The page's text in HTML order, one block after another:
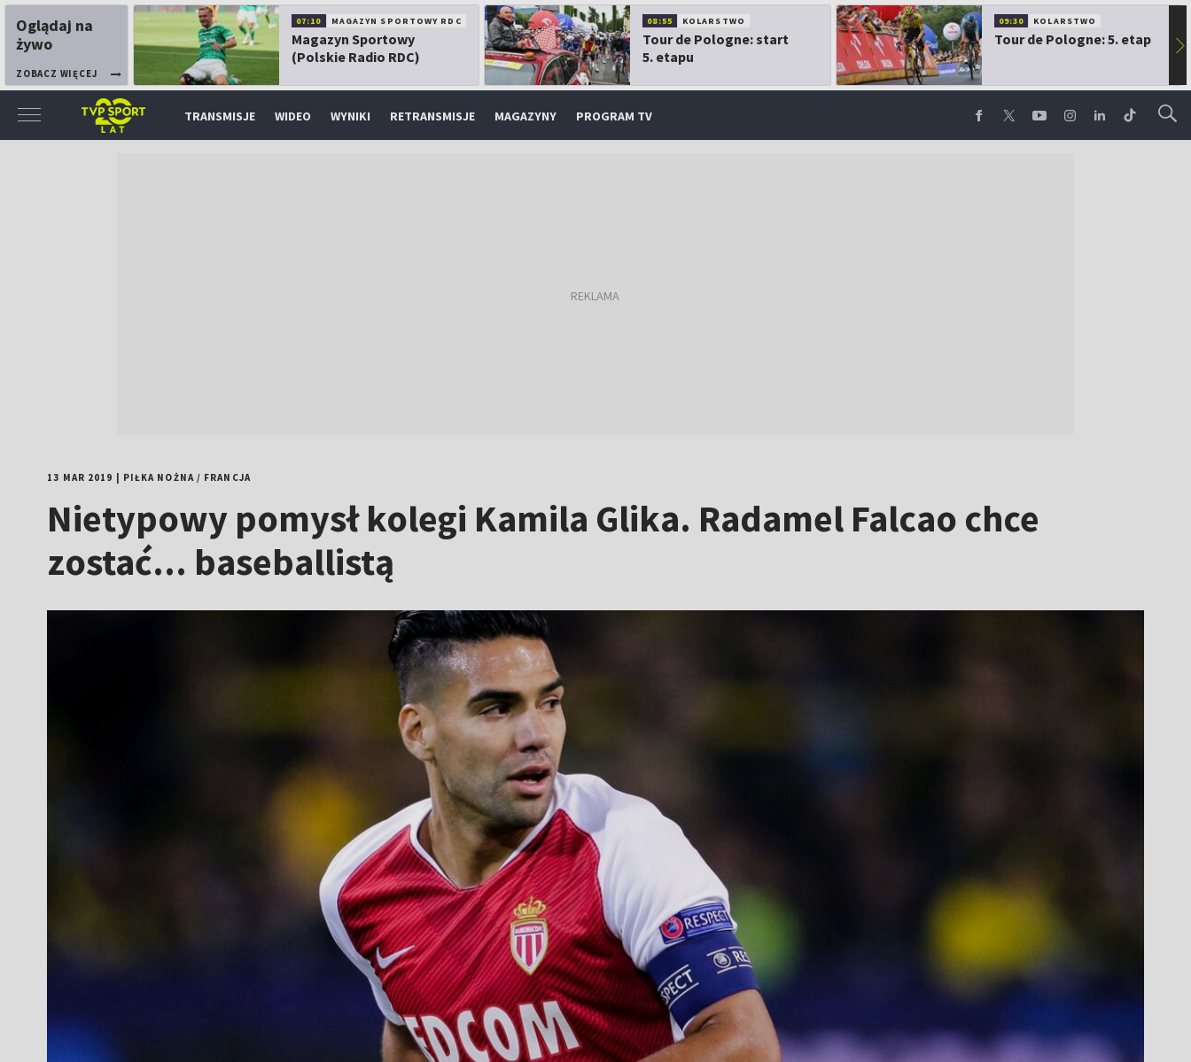
Oglądaj na
żywo
ZOBACZ WIĘCEJ
07:10 MAGAZYN SPORTOWY RDC
Magazyn Sportowy
(Polskie Radio RDC)
08:55 KOLARSTWO
Tour de Pologne: start
5. etapu
09:30 KOLARSTWO
Tour de Pologne: 5. etap ▶
TRANSMISJE WIDEO WYNIKI RETRANSMISJE MAGAZYNY PROGRAM TV
13 MAR 2019 PIŁKA NOŻNA/ FRANCJA
Nietypowy pomysł kolegi Kamila Glika. Radamel Falcao chce
zostać... baseballistą